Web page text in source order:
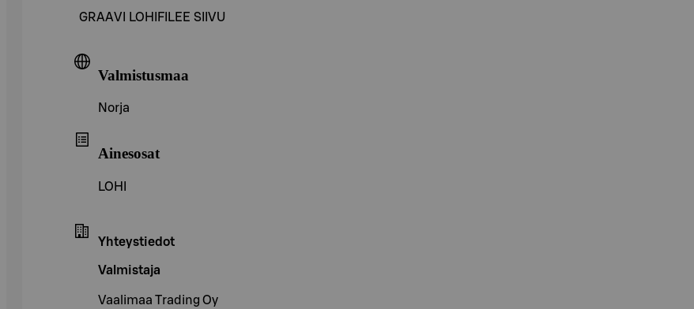
GRAAVI LOHIFILEE SIIVU
Valmistusmaa
Norja
Ainesosat
LOHI
Yhteystiedot
Valmistaja
Vaalimaa Trading Oy